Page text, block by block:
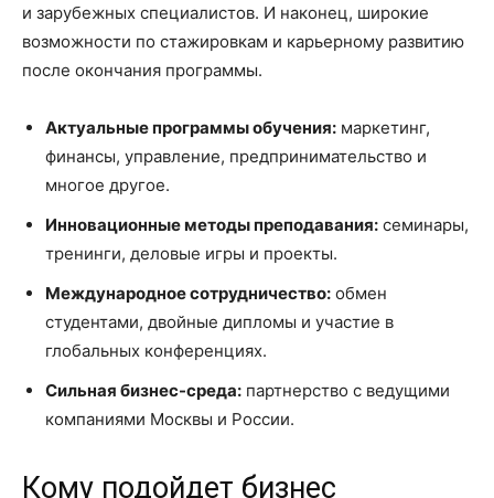
и зарубежных специалистов. И наконец, широкие
возможности по стажировкам и карьерному развитию
после окончания программы.
Актуальные программы обучения: маркетинг,
финансы, управление, предпринимательство и
многое другое.
Инновационные методы преподавания: семинары,
тренинги, деловые игры и проекты.
Международное сотрудничество: обмен
студентами, двойные дипломы и участие в
глобальных конференциях.
Сильная бизнес-среда: партнерство с ведущими
компаниями Москвы и России.
Кому подойдет бизнес